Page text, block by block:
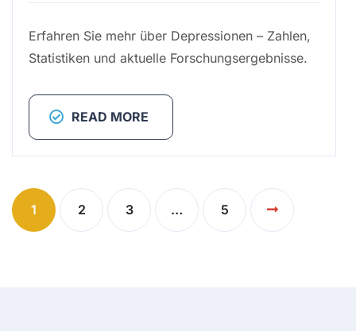
Erfahren Sie mehr über Depressionen – Zahlen,
Statistiken und aktuelle Forschungsergebnisse.
READ MORE
1 2 3 … 5